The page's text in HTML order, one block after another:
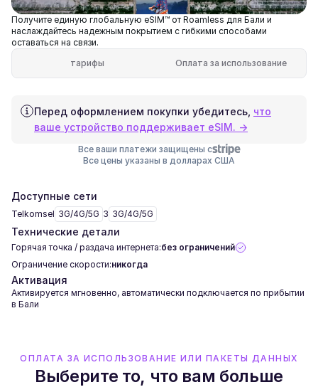
Получите единую глобальную eSIM™ от Roamless для Бали и
наслаждайтесь надежным покрытием с гибкими способами
оставаться на связи.
тарифы
Оплата за использование
Перед оформлением покупки убедитесь, что
ваше устройство поддерживает eSIM. →
Все ваши платежи защищены с
Все цены указаны в долларах США
Доступные сети
Telkomsel 3G/4G/5G 3 3G/4G/5G
Технические детали
Горячая точка / раздача интернета:без ограничений
Ограничение скорости:никогда
Активация
Активируется мгновенно, автоматически подключается по прибытии
в Бали
ОПЛАТА ЗА ИСПОЛЬЗОВАНИЕ ИЛИ ПАКЕТЫ ДАННЫХ
Выберите то, что вам больше